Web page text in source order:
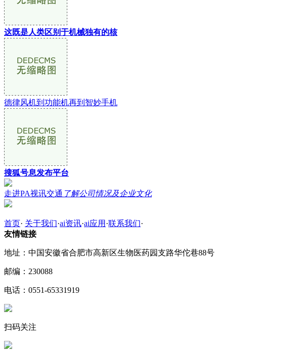
这既是人类区别于机械独有的核
德律风机到功能机再到智妙手机
搜狐号息发布平台
走进PA视讯交通 了解公司情况及企业文化
首页· 关于我们·ai资讯·ai应用 ·联系我们·
友情链接
地址：中国安徽省合肥市高新区生物医药园支路华佗巷88号
邮编：230088
电话：0551-65331919
扫码关注